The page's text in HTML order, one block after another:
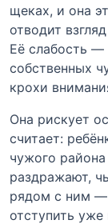
щеках, и она
отводит
Её слабость —
собственных
крохи
Она рискует
считает:
чужого
раздражают,
рядом с ним —
отступить уже